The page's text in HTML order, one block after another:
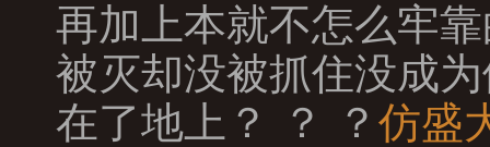
再加上本就不怎么牢
被灭却没被抓住没成
在了地上？ ？ ？ 仿盛